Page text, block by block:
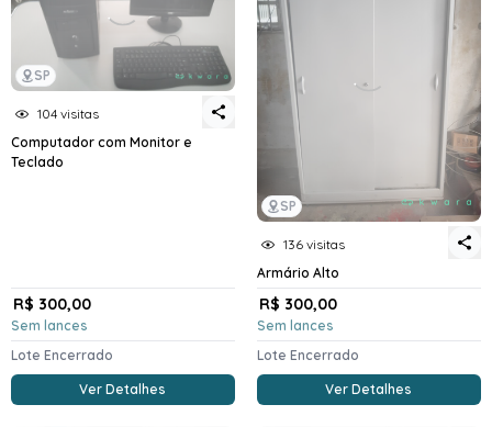
SP
104 visitas
Computador com Monitor e
Teclado
R$ 300,00
Sem lances
Lote Encerrado
Ver Detalhes
SP
136 visitas
Armário Alto
R$ 300,00
Sem lances
Lote Encerrado
Ver Detalhes